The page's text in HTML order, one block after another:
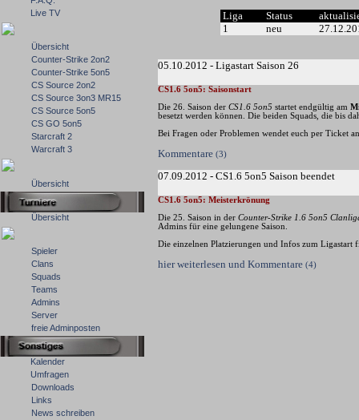
Live TV
Übersicht
Counter-Strike 2on2
Counter-Strike 5on5
CS Source 2on2
CS Source 3on3 MR15
CS Source 5on5
CS GO 5on5
Starcraft 2
Warcraft 3
Übersicht
Übersicht
Spieler
Clans
Squads
Teams
Admins
Server
freie Adminposten
Kalender
Umfragen
Downloads
Links
News schreiben
Liga Status
1
neu
05.10.2012 - Ligastart Saison 26
CS1.6 5on5: Saisonstart
Die 26. Saison der CS1.6 5on5 startet endgültig am
besetzt werden können. Die beiden Squads, die bis
Bei Fragen oder Problemen wendet euch per Ticket
Kommentare (3)
07.09.2012 - CS1.6 5on5 Saison beendet
CS1.6 5on5: Meisterkrönung
Die 25. Saison in der Counter-Strike 1.6 5on5
Admins für eine gelungene Saison.
Die einzelnen Platzierungen und Infos zum Ligastart
hier weiterlesen und Kommentare (4)